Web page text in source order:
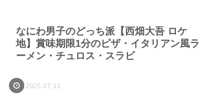
なにわ男子のどっち派【西畑大吾 ロケ
地】賞味期限1分のピザ・イタリアン風ラ
ーメン・チュロス・スラビ
2025.07.11